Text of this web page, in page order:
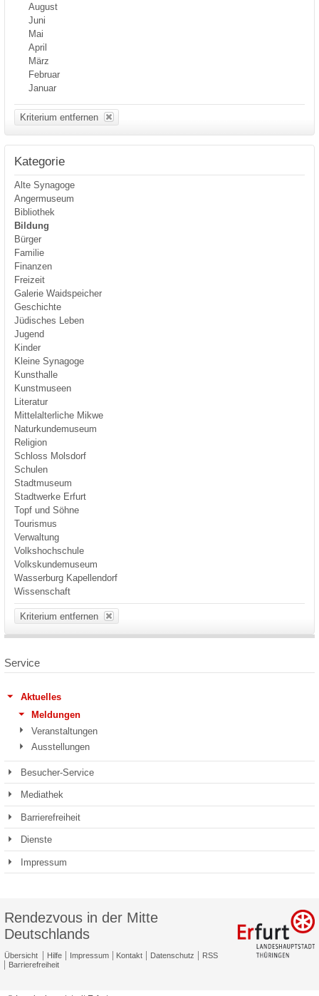
August
Juni
Mai
April
März
Februar
Januar
Kriterium entfernen
Kategorie
Alte Synagoge
Angermuseum
Bibliothek
Bildung
Bürger
Familie
Finanzen
Freizeit
Galerie Waidspeicher
Geschichte
Jüdisches Leben
Jugend
Kinder
Kleine Synagoge
Kunsthalle
Kunstmuseen
Literatur
Mittelalterliche Mikwe
Naturkundemuseum
Religion
Schloss Molsdorf
Schulen
Stadtmuseum
Stadtwerke Erfurt
Topf und Söhne
Tourismus
Verwaltung
Volkshochschule
Volkskundemuseum
Wasserburg Kapellendorf
Wissenschaft
Kriterium entfernen
Service
Aktuelles
Meldungen
Veranstaltungen
Ausstellungen
Besucher-Service
Mediathek
Barrierefreiheit
Dienste
Impressum
Rendezvous in der Mitte
Deutschlands
Übersicht Hilfe Impressum Kontakt Datenschutz
RSS
Barrierefreiheit